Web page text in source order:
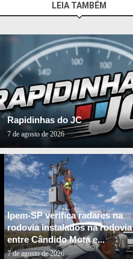
LEIA TAMBÉM
Rapidinhas do JC
7 de agosto de 2026
Ipem-SP verifica radares na
rodovia instalados na rodovia
entre Cândido Mota e...
7 de agosto de 2026